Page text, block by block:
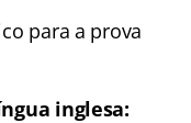
para a prova
inglesa: